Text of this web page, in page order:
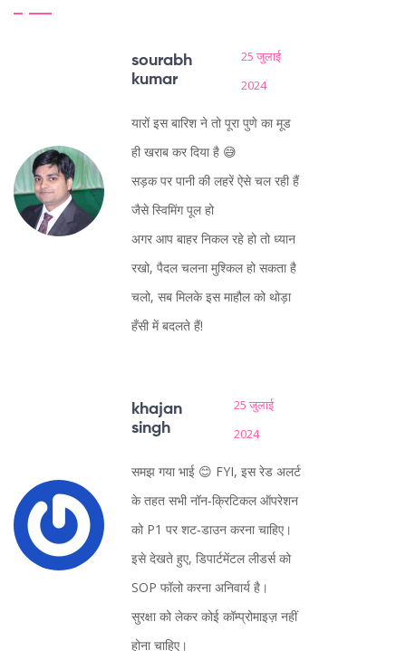
sourabh
kumar
25 जुलाई
2024
यारों इस बारिश ने तो पूरा पुणे का मूड
ही खराब कर दिया है 😅
सड़क पर पानी की लहरें ऐसे चल रही हैं
जैसे स्विमिंग पूल हो
अगर आप बाहर निकल रहे हो तो ध्यान
रखो, पैदल चलना मुश्किल हो सकता है
चलो, सब मिलके इस माहौल को थोड़ा
हँसी में बदलते हैं!
khajan
singh
25 जुलाई
2024
समझ गया भाई 😊 FYI, इस रेड अलर्ट
के तहत सभी नॉन‑क्रिटिकल ऑपरेशन
को P1 पर शट‑डाउन करना चाहिए।
इसे देखते हुए, डिपार्टमेंटल लीडर्स को
SOP फॉलो करना अनिवार्य है।
सुरक्षा को लेकर कोई कॉम्प्रोमाइज़ नहीं
होना चाहिए।